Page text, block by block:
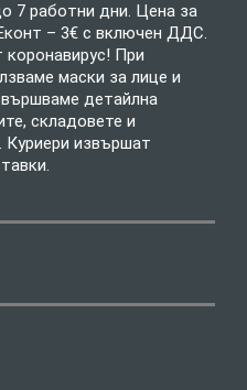
7 работни дни. Цена за
– 3€ с включен ДДС.
При
маски за лице и
детайлна
складовете и
извършат